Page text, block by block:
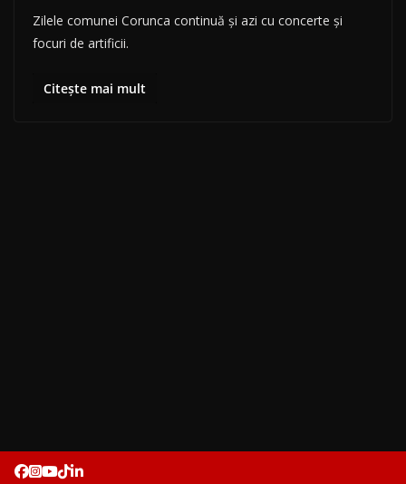
Zilele comunei Corunca continuă și azi cu concerte și
focuri de artificii.
Citește mai mult